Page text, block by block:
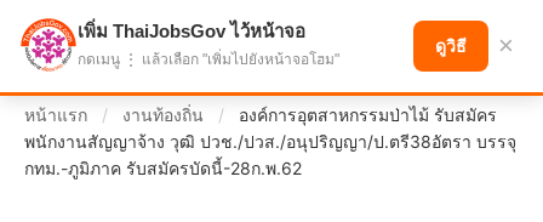
แบ่งปันโอกาส เพื่ออนาคตที่ก้าวหน้า
หน้าแรก / งานท้องถิ่น /
องค์การอุตสาหกรรมป่าไม้ รับสมัคร
พนักงานสัญญาจ้าง วุฒิ ปวช./ปวส./อนุปริญญา/ป.ตรี38อัตรา บรรจุ
กทม.-ภูมิภาค รับสมัครบัดนี้-28ก.พ.62
เพิ่ม ThaiJobsGov ไว้หน้าจอ
กดเมนู ⋮ แล้วเลือก "เพิ่มไปยังหน้าจอโฮม"
ดูวิธี ×